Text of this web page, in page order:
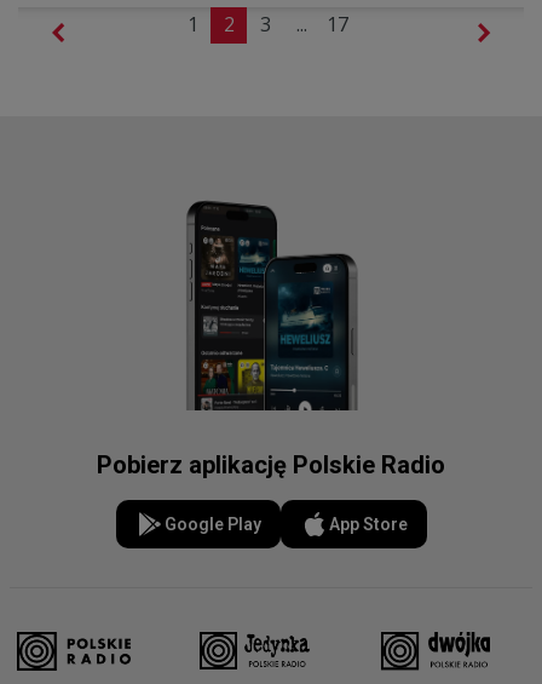
1 2 3 ... 17
Pobierz aplikację Polskie Radio
Google Play App Store